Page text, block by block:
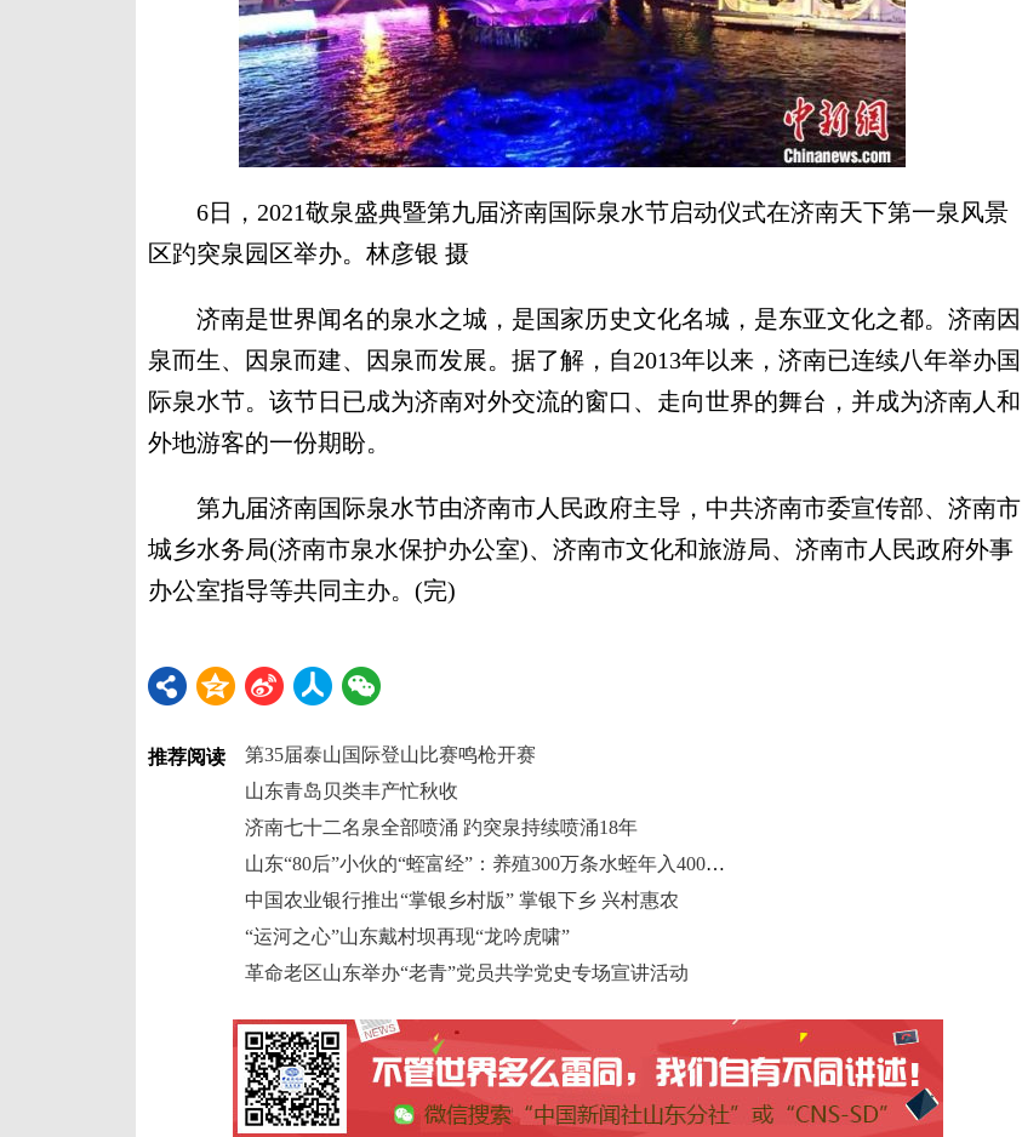
6日，2021敬泉盛典暨第九届济南国际泉水节启动仪式在济南天下第一泉风景
区趵突泉园区举办。林彦银 摄
济南是世界闻名的泉水之城，是国家历史文化名城，是东亚文化之都。济南因
泉而生、因泉而建、因泉而发展。据了解，自2013年以来，济南已连续八年举办国
际泉水节。该节日已成为济南对外交流的窗口、走向世界的舞台，并成为济南人和
外地游客的一份期盼。
第九届济南国际泉水节由济南市人民政府主导，中共济南市委宣传部、济南市
城乡水务局(济南市泉水保护办公室)、济南市文化和旅游局、济南市人民政府外事
办公室指导等共同主办。(完)
推荐阅读
第35届泰山国际登山比赛鸣枪开赛
山东青岛贝类丰产忙秋收
济南七十二名泉全部喷涌 趵突泉持续喷涌18年
山东“80后”小伙的“蛭富经”：养殖300万条水蛭年入400万元
中国农业银行推出“掌银乡村版” 掌银下乡 兴村惠农
“运河之心”山东戴村坝再现“龙吟虎啸”
革命老区山东举办“老青”党员共学党史专场宣讲活动